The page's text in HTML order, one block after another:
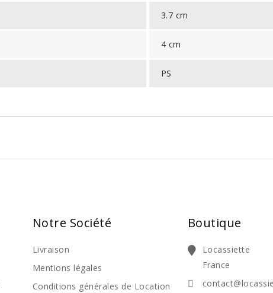
3.7 cm
4 cm
PS
Notre Société
Livraison
Mentions légales
Conditions générales de Location
Boutique
Locassiette
France